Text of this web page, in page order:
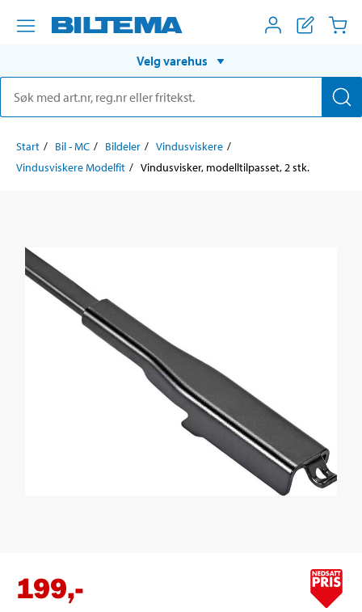
Velg varehus
Start Bil - MC Bildeler
Vindusviskere
Vindusviskere Modelfit
Vindusvisker, modelltilpasset, 2 stk.
199,-